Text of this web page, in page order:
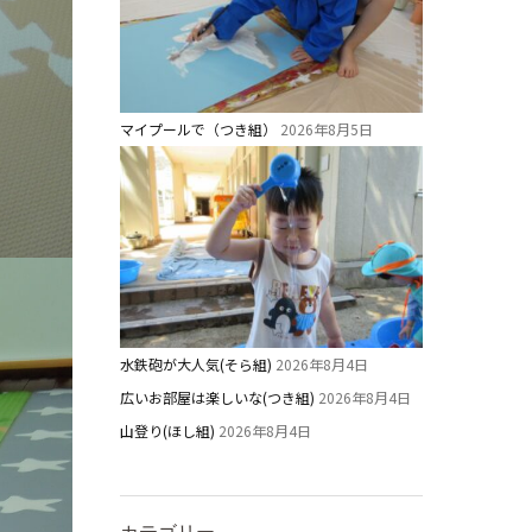
マイプールで（つき組） 2026年8月5日
水鉄砲が大人気(そら組) 2026年8月4日
広いお部屋は楽しいな(つき組) 2026年8月4日
山登り(ほし組) 2026年8月4日